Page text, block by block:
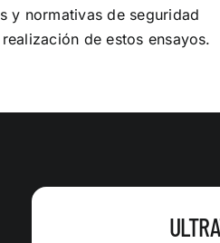
y normativas de seguridad
de estos ensayos.